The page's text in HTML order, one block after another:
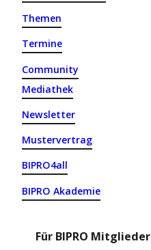
Themen
Termine
Community
Mediathek
Newsletter
Mustervertrag
BIPRO4all
BIPRO Akademie
Für BIPRO Mitglieder